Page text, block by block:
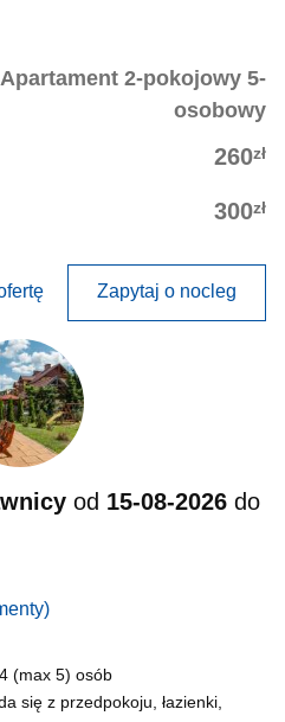
Apartament 2-pokojowy 5-
osobowy
260zł
300zł
Zapytaj o nocleg
od 15-08-2026 do
(max 5) osób
się z przedpokoju, łazienki,